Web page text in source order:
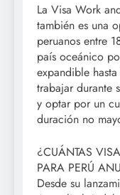
La Visa Work
también es una
peruanos entre
país oceánico
expandible
trabajar durante
y optar por un
duración no
¿CUÁNTAS
PARA PERÚ
Desde su